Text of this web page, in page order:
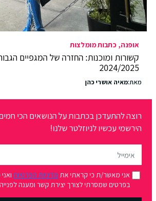
אופנה כתבות מומלצות
קשורות ומוכנות: החזרה של המגפיים
2024/2025
מאת:מאיה אושרי כהן
רוצה להתעדכן בכתבות על הנושאים הכי
הירשמי עכשיו לניוזלטר שלנו!
אני מאשר/ת כי קראתי את מדיניות הפרטיות
בפרטים שמסרתי לצורך יצירת קשר ומענה